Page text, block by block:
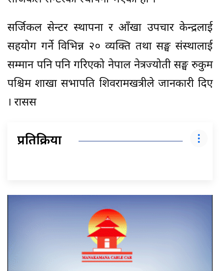
सर्जिकल सेन्टर स्थापना र आँखा उपचार केन्द्रलाई
सहयोग गर्ने विभिन्न २० व्यक्ति तथा सङ्घ संस्थालाई
सम्मान पनि पनि गरिएको नेपाल नेत्रज्योती सङ्घ रुकुम
पश्चिम शाखा सभापति शिवरामखत्रीले जानकारी दिए
। रासस
प्रतिक्रिया